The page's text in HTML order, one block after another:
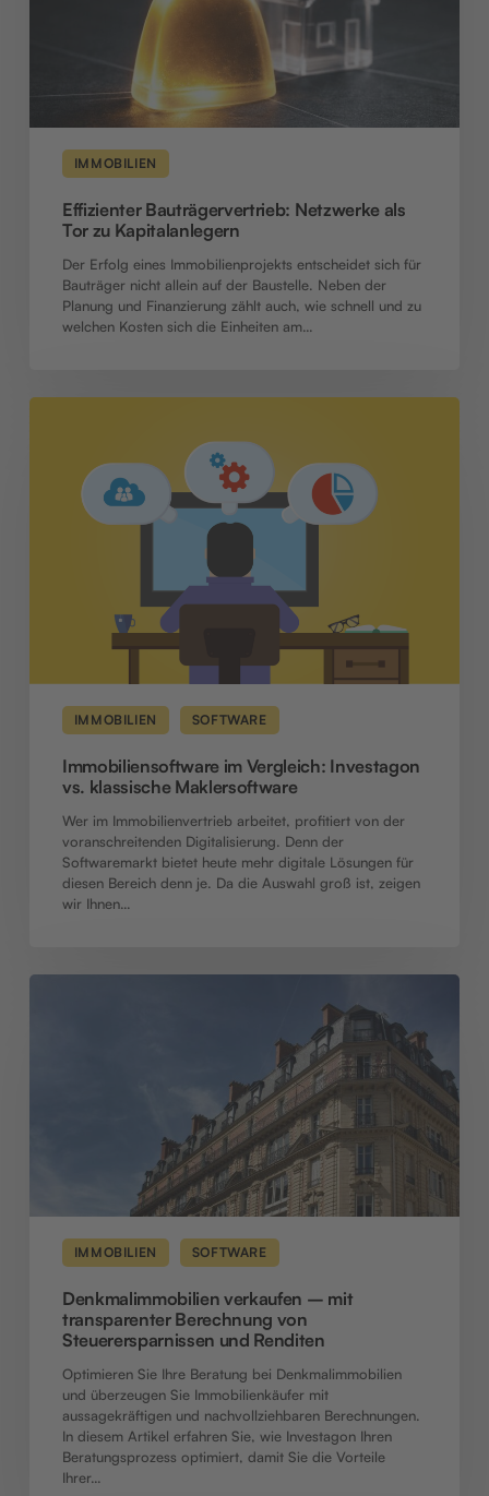
IMMOBILIEN
Effizienter Bauträgervertrieb: Netzwerke als
Tor zu Kapitalanlegern
Der Erfolg eines Immobilienprojekts entscheidet sich für
Bauträger nicht allein auf der Baustelle. Neben der
Planung und Finanzierung zählt auch, wie schnell und zu
welchen Kosten sich die Einheiten am…
Immobiliensoftware
Investagon
klassische
Maklersoftware
IMMOBILIEN SOFTWARE
Immobiliensoftware im Vergleich: Investagon
vs. klassische Maklersoftware
Wer im Immobilienvertrieb arbeitet, profitiert von der
voranschreitenden Digitalisierung. Denn der
Softwaremarkt bietet heute mehr digitale Lösungen für
diesen Bereich denn je. Da die Auswahl groß ist, zeigen
wir Ihnen…
Denkmalimmobilien
IMMOBILIEN SOFTWARE
Denkmalimmobilien verkaufen – mit
transparenter Berechnung von
Steuerersparnissen und Renditen
Optimieren Sie Ihre Beratung bei Denkmalimmobilien
und überzeugen Sie Immobilienkäufer mit
aussagekräftigen und nachvollziehbaren Berechnungen.
In diesem Artikel erfahren Sie, wie Investagon Ihren
Beratungsprozess optimiert, damit Sie die Vorteile
Ihrer…